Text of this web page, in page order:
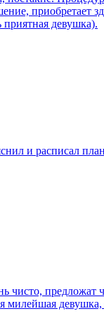
приобретает
девушка).
и расписал
чисто, предложат
милейшая